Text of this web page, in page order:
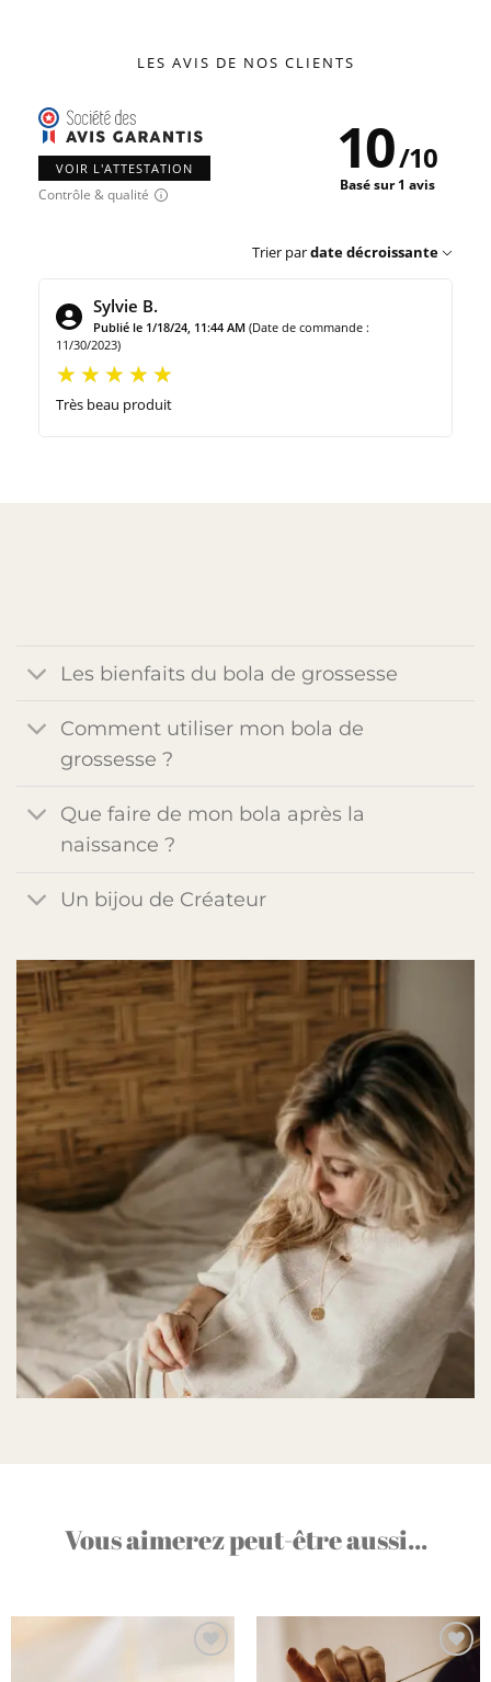
LES AVIS DE NOS CLIENTS
VOIR L'ATTESTATION
Contrôle & qualité
10/10
Basé sur 1 avis
Trier pardate décroissante
Sylvie B.
Publié le 1/18/24, 11:44 AM (Date de commande :
11/30/2023)
Très beau produit
Les bienfaits du bola de grossesse
Comment utiliser mon bola de
grossesse ?
Que faire de mon bola après la
naissance ?
Un bijou de Créateur
Vous aimerez peut-être aussi...
Ajouter